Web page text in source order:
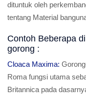
dituntuk oleh
tentang Material
Contoh Beberapa
gorong :
Cloaca Maxima:
Roma fungsi utama
Britannica pada